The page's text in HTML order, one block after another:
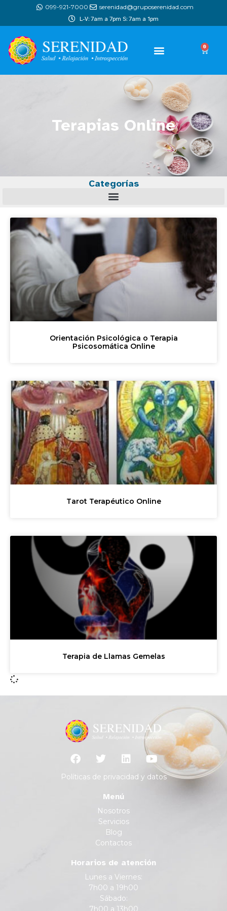
099-921-7000 serenidad@gruposerenidad.com
L-V: 7am a 7pm S: 7am a 1pm
0
Terapias Online
Categorías
Orientación Psicológica o Terapia
Psicosomática Online
Tarot Terapéutico Online
Terapia de Llamas Gemelas
Políticas de privacidad y datos
Menú
Nosotros
Servicios
Blog
Contactos
Horarios de atención
Lunes a Viernes:
7h00 a 19h00
Sábado: